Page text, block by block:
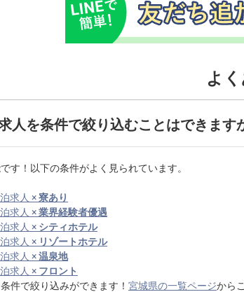
よ
人を条件で絞り込むことはできます
す！以下の条件がよく見られています。
求人 ×寮あり
求人 ×業界経験者優遇
求人 × シティホテル
求人 × リゾートホテル
求人 ×温泉地
求人 × フロント
件で絞り込みができます！ 宮城県の一覧ページから